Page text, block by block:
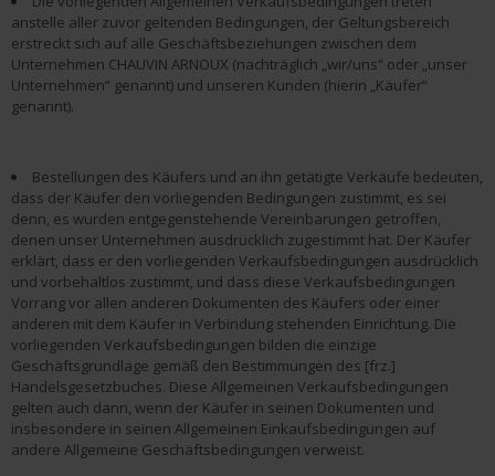
anstelle aller zuvor geltenden Bedingungen, der Geltungsbereich
erstreckt sich auf alle Geschäftsbeziehungen zwischen dem
Unternehmen CHAUVIN ARNOUX (nachträglich „wir/uns“ oder „unser
Unternehmen“ genannt) und unseren Kunden (hierin „Käufer“
genannt).
Bestellungen des Käufers und an ihn getätigte Verkäufe bedeuten,
dass der Käufer den vorliegenden Bedingungen zustimmt, es sei
denn, es wurden entgegenstehende Vereinbarungen getroffen,
denen unser Unternehmen ausdrücklich zugestimmt hat. Der Käufer
erklärt, dass er den vorliegenden Verkaufsbedingungen ausdrücklich
und vorbehaltlos zustimmt, und dass diese Verkaufsbedingungen
Vorrang vor allen anderen Dokumenten des Käufers oder einer
anderen mit dem Käufer in Verbindung stehenden Einrichtung. Die
vorliegenden Verkaufsbedingungen bilden die einzige
Geschäftsgrundlage gemäß den Bestimmungen des [frz.]
Handelsgesetzbuches. Diese Allgemeinen Verkaufsbedingungen
gelten auch dann, wenn der Käufer in seinen Dokumenten und
insbesondere in seinen Allgemeinen Einkaufsbedingungen auf
andere Allgemeine Geschäftsbedingungen verweist.